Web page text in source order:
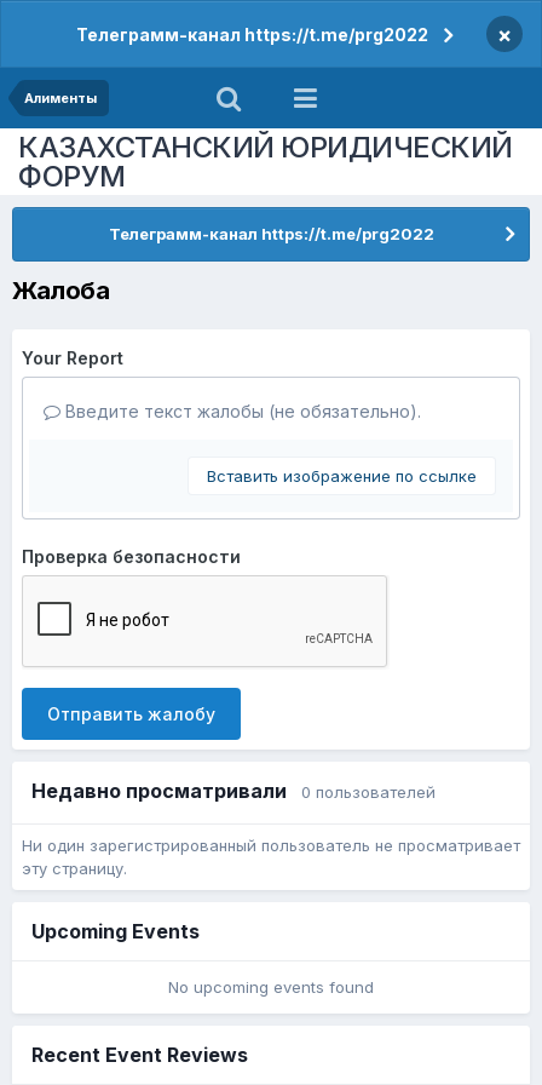
Телеграмм-канал https://t.me/prg2022 ×
Алименты
КАЗАХСТАНСКИЙ ЮРИДИЧЕСКИЙ
ФОРУМ
Телеграмм-канал https://t.me/prg2022
Жалоба
Your Report
Введите текст жалобы (не обязательно).
Вставить изображение по ссылке
Проверка безопасности
Отправить жалобу
Недавно просматривали 0 пользователей
Ни один зарегистрированный пользователь не просматривает
эту страницу.
Upcoming Events
No upcoming events found
Recent Event Reviews